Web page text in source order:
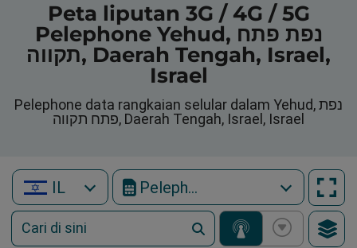
Peta liputan 3G / 4G / 5G
Pelephone Yehud, נפת פתח
תקווה, Daerah Tengah, Israel,
Israel
Pelephone data rangkaian selular dalam Yehud, נפת
פתח תקווה, Daerah Tengah, Israel, Israel
IL Pelephone